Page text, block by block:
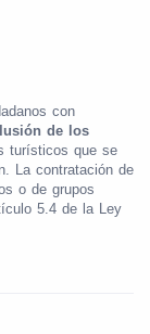
con
de los
turísticos que se
La contratación de
o de grupos
5.4 de la Ley